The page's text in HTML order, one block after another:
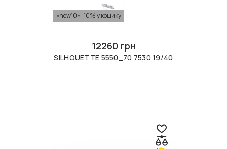
«new10» -10% у кошику
12260 грн
SILHOUETTE 5550_70 7530 19/40